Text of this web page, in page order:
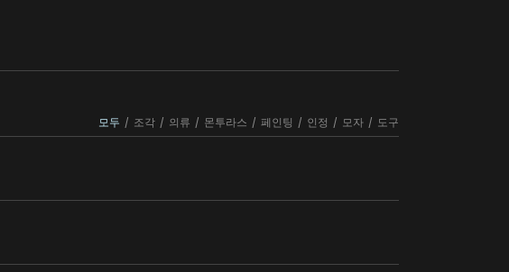
모두 / 조각 / 의류 / 몬투라스 / 페인팅 / 인정 / 모자 / 도구